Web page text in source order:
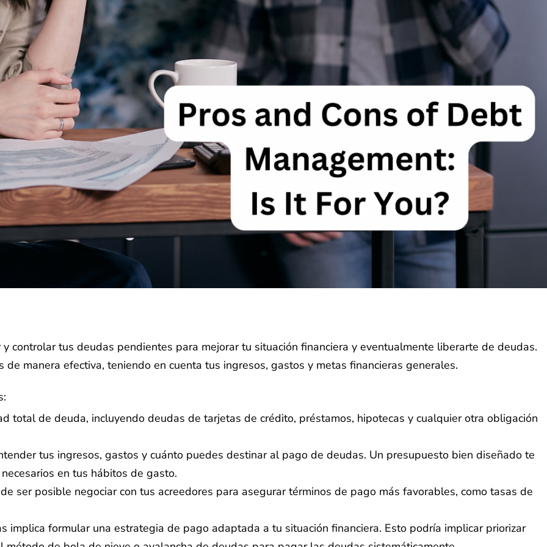
controlar tus deudas pendientes para mejorar tu situación financiera y eventualmente liberarte de deudas.
manera efectiva, teniendo en cuenta tus ingresos, gastos y metas financieras generales.
total de deuda, incluyendo deudas de tarjetas de crédito, préstamos, hipotecas y cualquier otra obligación
tus ingresos, gastos y cuánto puedes destinar al pago de deudas. Un presupuesto bien diseñado te
en tus hábitos de gasto.
ser posible negociar con tus acreedores para asegurar términos de pago más favorables, como tasas de
implica formular una estrategia de pago adaptada a tu situación financiera. Esto podría implicar priorizar